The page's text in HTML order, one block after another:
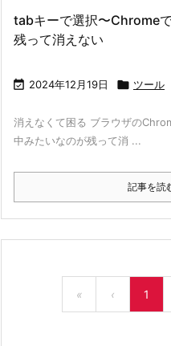
tabキーで選択〜Chrome
残って消えない
 2024年12月19日  ツール
消えなくて困る ブラウザの
中みたいなのが残って消 ...
記事を読
« ‹ 1